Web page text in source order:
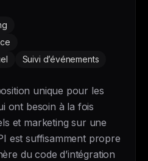
Suivi d’événements
unique pour les
ont besoin à la fois
et marketing sur une
est suffisamment propre
du code d’intégration